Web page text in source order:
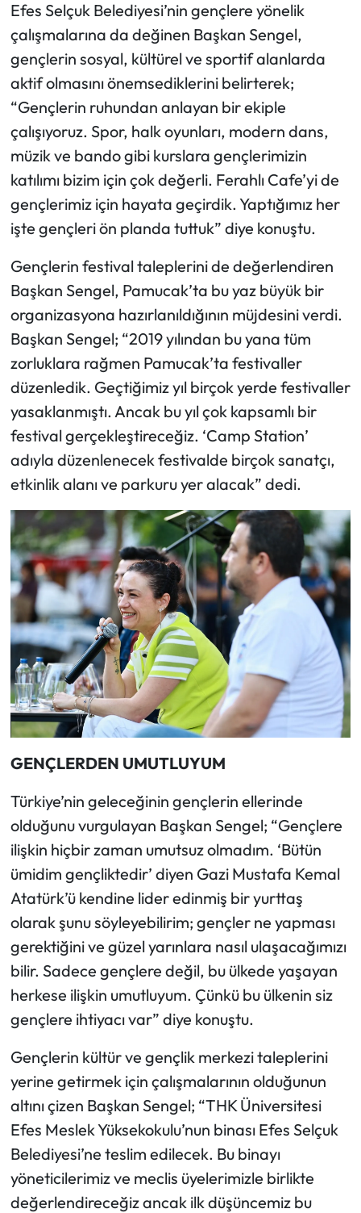
Efes Selçuk Belediyesi’nin gençlere yönelik
çalışmalarına da değinen Başkan Sengel,
gençlerin sosyal, kültürel ve sportif alanlarda
aktif olmasını önemsediklerini belirterek;
“Gençlerin ruhundan anlayan bir ekiple
çalışıyoruz. Spor, halk oyunları, modern dans,
müzik ve bando gibi kurslara gençlerimizin
katılımı bizim için çok değerli. Ferahlı Cafe’yi de
gençlerimiz için hayata geçirdik. Yaptığımız her
işte gençleri ön planda tuttuk” diye konuştu.
Gençlerin festival taleplerini de değerlendiren
Başkan Sengel, Pamucak’ta bu yaz büyük bir
organizasyona hazırlanıldığının müjdesini verdi.
Başkan Sengel; “2019 yılından bu yana tüm
zorluklara rağmen Pamucak’ta festivaller
düzenledik. Geçtiğimiz yıl birçok yerde festivaller
yasaklanmıştı. Ancak bu yıl çok kapsamlı bir
festival gerçekleştireceğiz. ‘Camp Station’
adıyla düzenlenecek festivalde birçok sanatçı,
etkinlik alanı ve parkuru yer alacak” dedi.
GENÇLERDEN UMUTLUYUM
Türkiye’nin geleceğinin gençlerin ellerinde
olduğunu vurgulayan Başkan Sengel; “Gençlere
ilişkin hiçbir zaman umutsuz olmadım. ‘Bütün
ümidim gençliktedir’ diyen Gazi Mustafa Kemal
Atatürk’ü kendine lider edinmiş bir yurttaş
olarak şunu söyleyebilirim; gençler ne yapması
gerektiğini ve güzel yarınlara nasıl ulaşacağımızı
bilir. Sadece gençlere değil, bu ülkede yaşayan
herkese ilişkin umutluyum. Çünkü bu ülkenin siz
gençlere ihtiyacı var” diye konuştu.
Gençlerin kültür ve gençlik merkezi taleplerini
yerine getirmek için çalışmalarının olduğunun
altını çizen Başkan Sengel; “THK Üniversitesi
Efes Meslek Yüksekokulu’nun binası Efes Selçuk
Belediyesi’ne teslim edilecek. Bu binayı
yöneticilerimiz ve meclis üyelerimizle birlikte
değerlendireceğiz ancak ilk düşüncemiz bu